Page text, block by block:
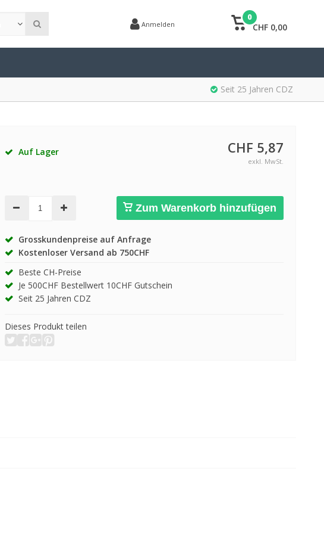
Anmelden
0
CHF 0,00
Seit 25 Jahren CDZ
Auf Lager CHF 5,87
exkl. MwSt.
Zum Warenkorb hinzufügen
Grosskundenpreise auf Anfrage
Kostenloser Versand ab 750CHF
Beste CH-Preise
Je 500CHF Bestellwert 10CHF Gutschein
Seit 25 Jahren CDZ
Dieses Produkt teilen